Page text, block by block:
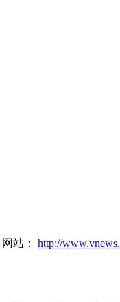
网站： http://